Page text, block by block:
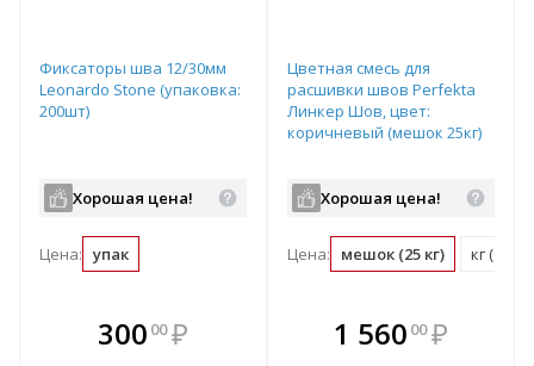
Фиксаторы шва 12/30мм
Leonardo Stone (упаковка:
200шт)
Хорошая цена!
Цена: упак
300 00 ₽
В комплекте
всегда выгоднее!
Цветная смесь для
расшивки швов Perfekta
Линкер Шов, цвет:
коричневый (мешок 25кг)
Хорошая цена!
Цена: мешок (25 кг) кг (0.04
В комплекте
всегда выгоднее!
1 560 00 ₽